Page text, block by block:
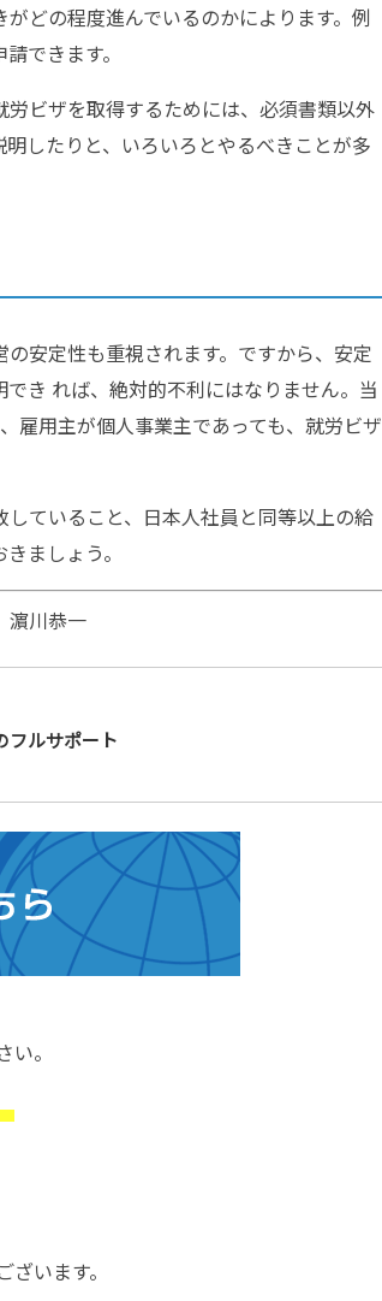
どの程度進んでいるのかによります。例
できます。
ビザを取得するためには、必須書類以外
したりと、いろいろとやるべきことが多
安定性も重視されます。ですから、安定
き れば、絶対的不利にはなりません。当
雇用主が個人事業主であっても、就労ビザ
ていること、日本人社員と同等以上の給
ましょう。
川恭一
フルサポート
。
います。